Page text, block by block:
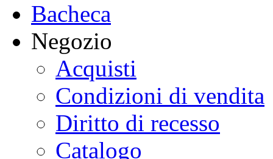
Bacheca
Negozio
Acquisti
Condizioni di vendita
Diritto di recesso
Catalogo